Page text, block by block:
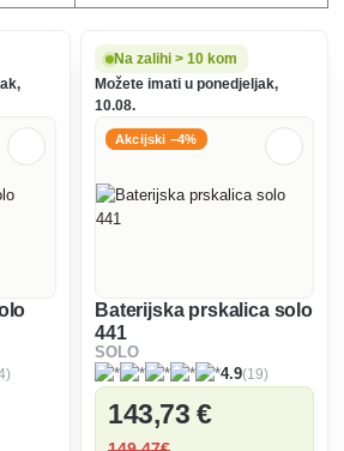
Na zalihi > 10 kom
Možete imati u ponedjeljak,
10.08.
Akcijski −4%
Baterijska prskalica solo
441
SOLO
4.9(19)
143,73 €